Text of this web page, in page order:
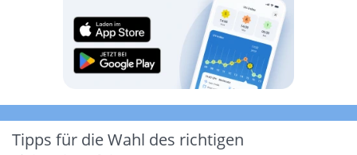
Tipps für die Wahl des richtigen